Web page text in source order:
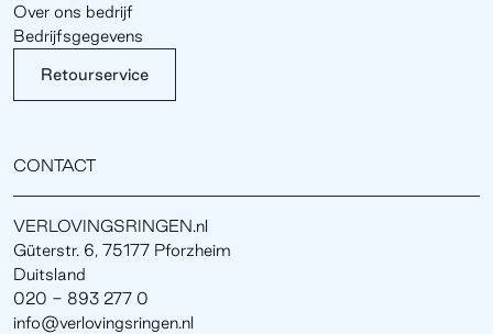
Over ons bedrijf
Bedrijfsgegevens
Retourservice
CONTACT
VERLOVINGSRINGEN.nl
Güterstr. 6, 75177 Pforzheim
Duitsland
020 - 893 277 0
info@verlovingsringen.nl